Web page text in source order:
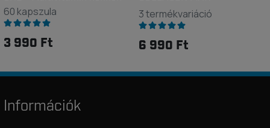
60 kapszula
3 990 Ft
3 termékvariáció
6 990 Ft
Információk